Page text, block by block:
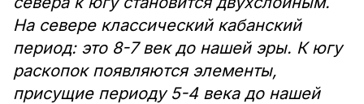
На севере классический кабанский
период: это 8-7 век до нашей эры. К югу
раскопок появляются элементы,
присущие периоду 5-4 века до нашей